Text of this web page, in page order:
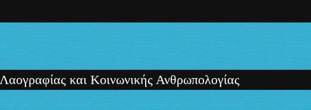
και Κοινωνικής Ανθρωπολογίας